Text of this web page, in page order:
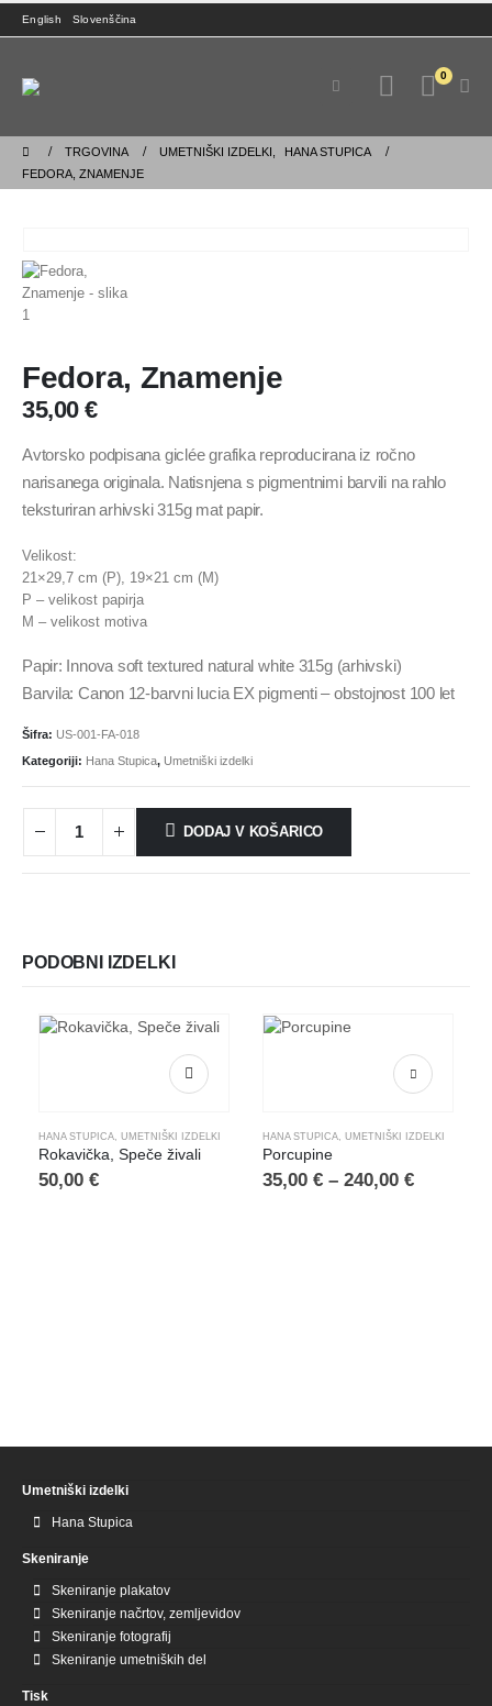
English Slovenščina
0
TRGOVINA UMETNIŠKI IZDELKI
HANA STUPICA
FEDORA, ZNAMENJE
Fedora, Znamenje
35,00€
Avtorsko podpisana giclée grafika reproducirana iz ročno
narisanega originala. Natisnjena s pigmentnimi barvili na rahlo
teksturiran arhivski 315g mat papir.
Velikost:
21×29,7 cm (P), 19×21 cm (M)
P – velikost papirja
M – velikost motiva
Papir: Innova soft textured natural white 315g (arhivski)
Barvila: Canon 12-barvni lucia EX pigmenti – obstojnost 100 let
Šifra: US-001-FA-018
Kategoriji: Hana Stupica, Umetniški izdelki
DODAJ V KOŠARICO
PODOBNI IZDELKI
HANA STUPICA UMETNIŠKI IZDELKI
Rokavička, Speče živali
50,00 €
Ta izdelek ima več različic. Možnosti lahko izberete na strani izdelka
HANA STUPICA UMETNIŠKI IZDELKI
Porcupine
35,00 € – 240,00 €Cenovni
Umetniški izdelki
Hana Stupica
Skeniranje
Skeniranje plakatov
Skeniranje načrtov, zemljevidov
Skeniranje fotografij
Skeniranje umetniških del
Tisk